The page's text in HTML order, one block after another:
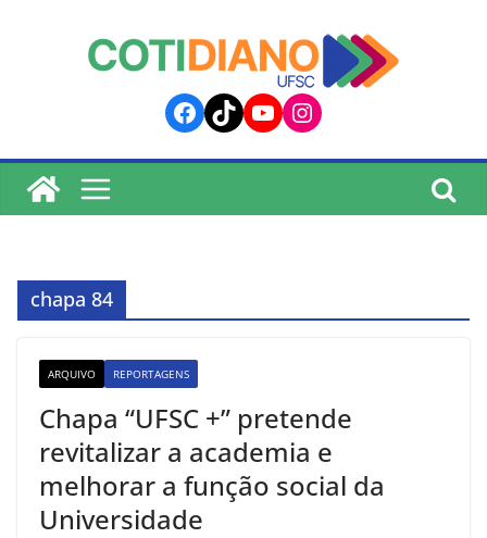
Facebook
TikTokYouTube
Instagram
chapa 84
ARQUIVO REPORTAGENS
Chapa “UFSC +” pretende
revitalizar a academia e
melhorar a função social da
Universidade